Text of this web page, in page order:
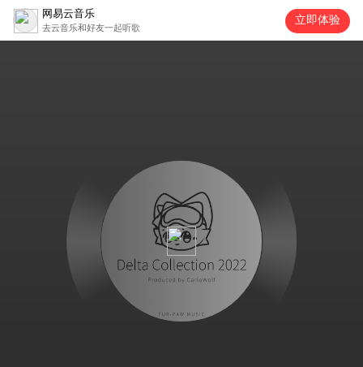
网易云音乐
去云音乐和好友一起听歌
立即体验